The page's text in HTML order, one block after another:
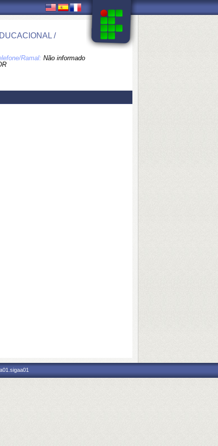
/
Ramal: Não informado